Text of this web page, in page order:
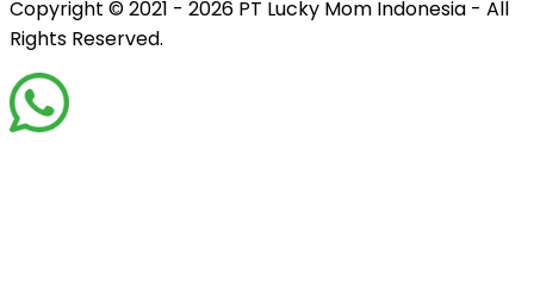
Copyright © 2021 - 2026 PT Lucky Mom Indonesia - All
Rights Reserved.